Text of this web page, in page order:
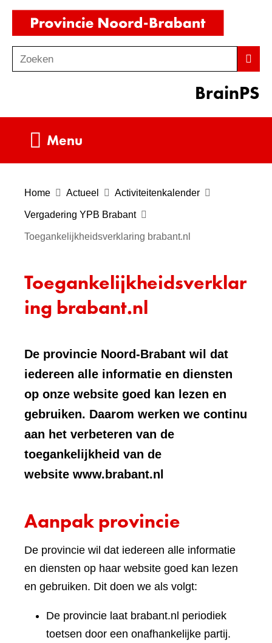
Ga
de
inhoud
o
Zoeken
BrainPS
Menu
Home Actueel Activiteitenkalender
Vergadering YPB Brabant
Toegankelijkheidsverklaring brabant.nl
Toegankelijkheidsverklar
ing brabant.nl
De provincie Noord-Brabant wil dat
iedereen alle informatie en diensten
op onze website goed kan lezen en
gebruiken. Daarom werken we continu
aan het verbeteren van de
toegankelijkheid van de
website www.brabant.nl
Aanpak provincie
De provincie wil dat iedereen alle informatie
en diensten op haar website goed kan lezen
en gebruiken. Dit doen we als volgt:
De provincie laat brabant.nl periodiek
toetsen door een onafhankelijke partij.